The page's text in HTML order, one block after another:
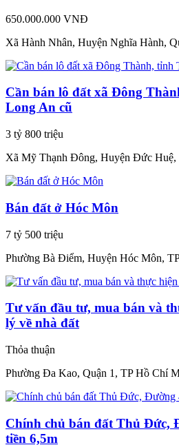
650.000.000 VNĐ
Xã Hành Nhân, Huyện Nghĩa Hành,
Cần bán lô đất xã Đông
Long An cũ
3 tỷ 800 triệu
Xã Mỹ Thạnh Đông, Huyện Đức Huệ,
Bán đất ở Hóc Môn
7 tỷ 500 triệu
Phường Bà Điểm, Huyện Hóc Môn,
Tư vấn đầu tư, mua bán và
lý về nhà đất
Thỏa thuận
Phường Đa Kao, Quận 1, TP Hồ Chí
Chính chủ bán đất Thủ Đức,
tiền 6,5m